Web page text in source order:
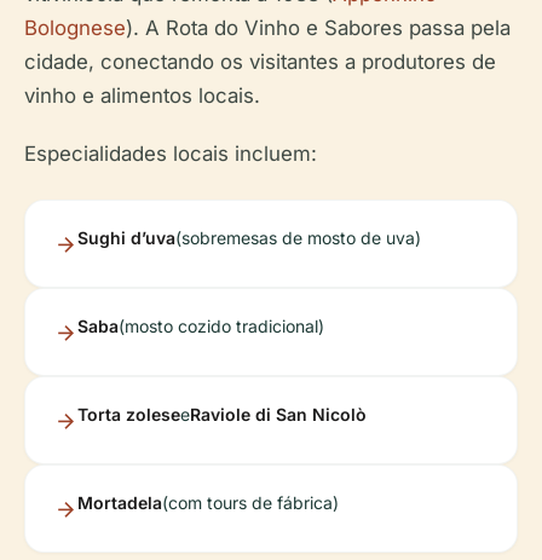
Bolognese). A Rota do Vinho e Sabores passa pela
cidade, conectando os visitantes a produtores de
vinho e alimentos locais.
Especialidades locais incluem:
Sughi d’uva(sobremesas de mosto de uva)
Saba(mosto cozido tradicional)
Torta zoleseeRaviole di San Nicolò
Mortadela(com tours de fábrica)